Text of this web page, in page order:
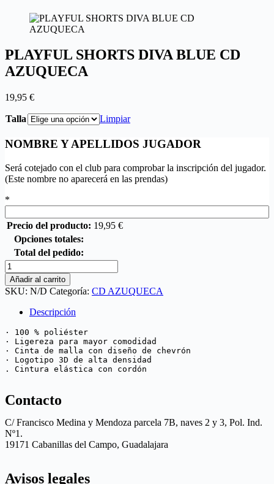
PLAYFUL SHORTS DIVA BLUE CD
AZUQUECA
19,95 €
Talla Limpiar
NOMBRE Y APELLIDOS JUGADOR
Será cotejado con el club para comprobar la inscripción del jugador.
(Este nombre no aparecerá en las prendas)
*
Precio del producto: 19,95 €
Opciones totales:
Total del pedido:
Añadir al carrito
SKU: N/D Categoría: CD AZUQUECA
Descripción
· 100 % poliéster
· Ligereza para mayor comodidad
· Cinta de malla con diseño de chevrón
· Logotipo 3D de alta densidad
. Cintura elástica con cordón
Contacto
C/ Francisco Medina y Mendoza parcela 7B, naves 2 y 3, Pol. Ind.
Nº1.
19171 Cabanillas del Campo, Guadalajara
Avisos legales